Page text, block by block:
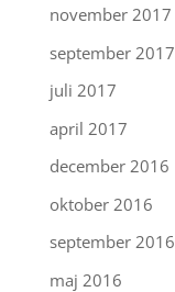
november 2017
september 2017
juli 2017
april 2017
december 2016
oktober 2016
september 2016
maj 2016